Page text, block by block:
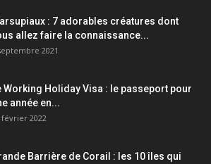
: 7 adorables créatures dont
allez faire la connaissance...
2021
Working Holiday Visa : le passeport pour
année en...
février 2022
Barrière de Corail : les 10 îles qui